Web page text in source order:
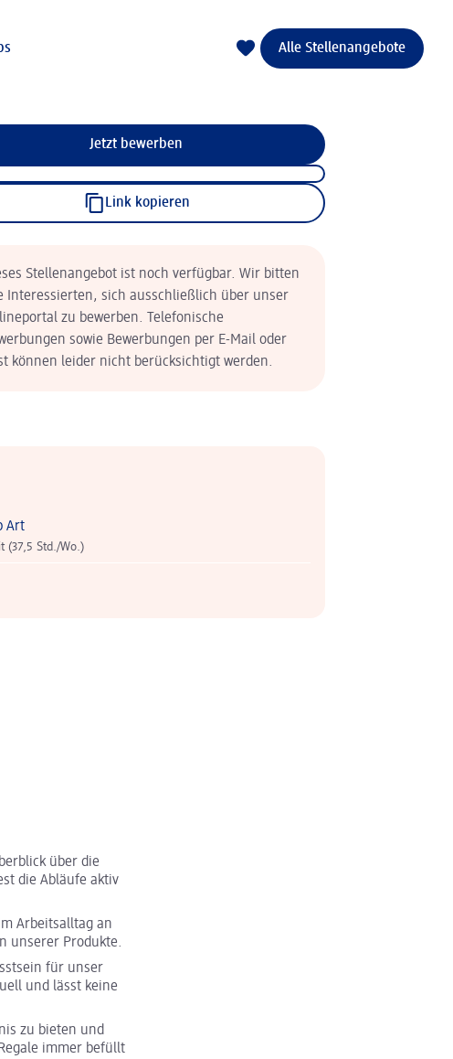
Alle Stellenangebote
Jetzt bewerben
Link kopieren
Stellenangebot ist noch verfügbar. Wir bitten
Interessierten, sich ausschließlich über unser
zu bewerben. Telefonische
sowie Bewerbungen per E-Mail oder
können leider nicht berücksichtigt werden.
Art
(37,5 Std./Wo.)
über die
die Abläufe aktiv
Arbeitsalltag an
unserer Produkte.
für unser
und lässt keine
zu bieten und
immer befüllt